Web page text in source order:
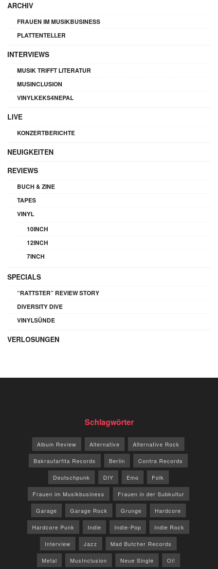
ARCHIV
FRAUEN IM MUSIKBUSINESS
PLATTENTELLER
INTERVIEWS
MUSIK TRIFFT LITERATUR
MUSINCLUSION
VINYLKEKS4NEPAL
LIVE
KONZERTBERICHTE
NEUIGKEITEN
REVIEWS
BUCH & ZINE
TAPES
VINYL
10INCH
12INCH
7INCH
SPECIALS
“RATTSTER” REVIEW STORY
DIVERSITY DIVE
VINYLSÜNDE
VERLOSUNGEN
Schlagwörter
Album Review Alternative Alternative Rock
Bakraufarfita Records Berlin Contra Records
Deutschpunk DIY Emo Folk
Frauen im Musikbusiness Frauen in der Subkultur
Garage Garage Rock Grunge Hardcore
Hardcore Punk Indie Indie-Pop Indie Rock
Interview Jazz Mad Butcher Records
Metal MusInclusion Neue Single Oi!